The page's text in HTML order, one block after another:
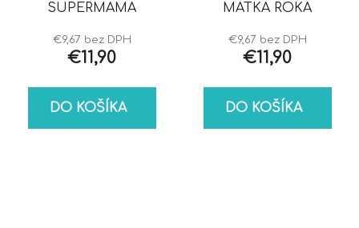
SUPERMAMA
€9,67 bez DPH
€11,90
DO KOŠÍKA
MATKA ROKA
€9,67 bez DPH
€11,90
DO KOŠÍKA